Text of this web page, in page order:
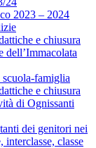
2023 – 2024
e chiusura
dell’Immacolata
famiglia
e chiusura
di Ognissanti
dei genitori nei
classe